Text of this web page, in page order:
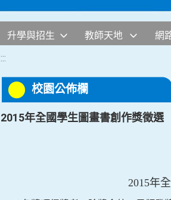
升學與招生 教師天地 網
:::
校園公佈欄
2015年全國學生圖畫書創作獎徵選
2015年